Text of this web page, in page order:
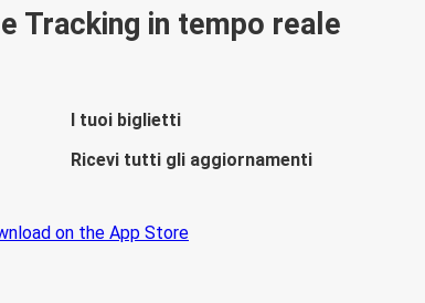
Tracking in tempo reale
I tuoi biglietti
Ricevi tutti gli aggiornamenti